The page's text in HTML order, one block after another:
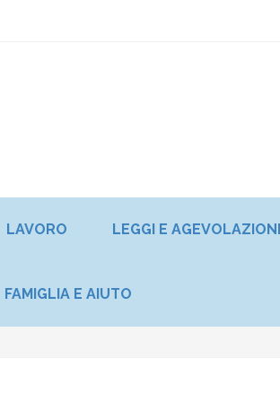
LAVORO LEGGI E AGEVOLAZIONI
FAMIGLIA E AIUTO